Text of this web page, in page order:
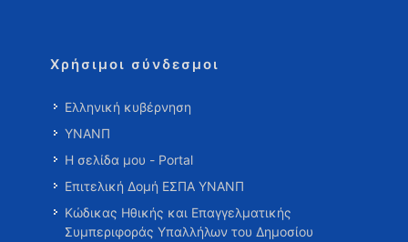
Χρήσιμοι σύνδεσμοι
Ελληνική κυβέρνηση
ΥΝΑΝΠ
Η σελίδα μου - Portal
Επιτελική Δομή ΕΣΠΑ ΥΝΑΝΠ
Κώδικας Ηθικής και Επαγγελματικής
Συμπεριφοράς Υπαλλήλων του Δημοσίου